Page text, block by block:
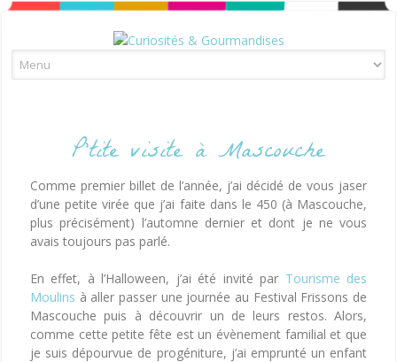
P’tite visite à Mascouche
Comme premier billet de l’année, j’ai décidé de vous jaser
d’une petite virée que j’ai faite dans le 450 (à Mascouche,
plus précisément) l’automne dernier et dont je ne vous
avais toujours pas parlé.
En effet, à l’Halloween, j’ai été invité par Tourisme des
Moulins à aller passer une journée au Festival Frissons de
Mascouche puis à découvrir un de leurs restos. Alors,
comme cette petite fête est un évènement familial et que
je suis dépourvue de progéniture, j’ai emprunté un enfant